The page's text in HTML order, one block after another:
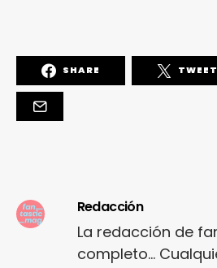
SHARE TWEET
Redacción
La redacción de
completo...